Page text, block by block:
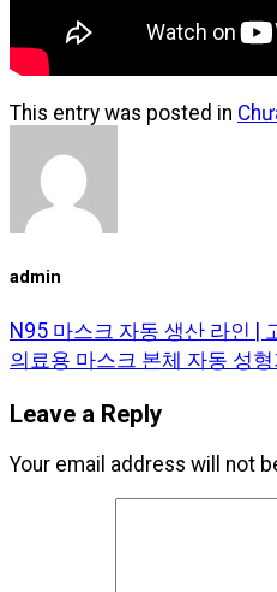
This entry was posted in
admin
N95 마스크 자동 생산 라인 |
의료용 마스크 본체 자동 성
Leave a Reply
Your email address will not